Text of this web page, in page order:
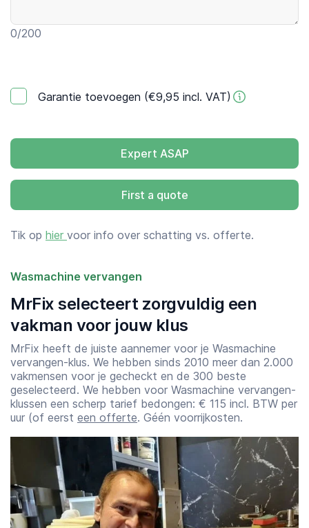
0/200
Garantie toevoegen (€9,95 incl. VAT)
Expert ASAP
First a quote
Tik op hier voor info over schatting vs. offerte.
Wasmachine vervangen
MrFix selecteert zorgvuldig een
vakman voor jouw klus
MrFix heeft de juiste aannemer voor je Wasmachine
vervangen-klus. We hebben sinds 2010 meer dan 2.000
vakmensen voor je gecheckt en de 300 beste
geselecteerd. We hebben voor Wasmachine vervangen-
klussen een scherp tarief bedongen: € 115 incl. BTW per
uur (of eerst een offerte. Géén voorrijkosten.